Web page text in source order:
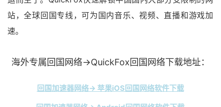
站，全球回国专线，可为国内音乐、视频、直播和游戏加
速。
海外专属回国网络→QuickFox回国网络下载地址：
回国加速器网络→ 苹果iOS回国网络软件下载